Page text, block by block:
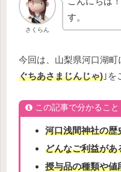
さくらん
す。
今回は、山梨県河口湖町
ぐちあさまじんじゃ) ｣を
この記事で分かること
河口浅間神社の歴
どんなご利益があ
授与品の種類や値